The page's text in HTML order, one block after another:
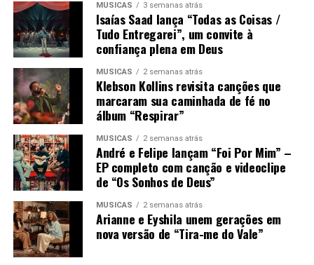
MÚSICAS 3 semanas atrás
Isaías Saad lança “Todas as Coisas /
Tudo Entregarei”, um convite à
confiança plena em Deus
MÚSICAS 2 semanas atrás
Klebson Kollins revisita canções que
marcaram sua caminhada de fé no
álbum “Respirar”
MÚSICAS 2 semanas atrás
André e Felipe lançam “Foi Por Mim” –
EP completo com canção e videoclipe
de “Os Sonhos de Deus”
MÚSICAS 2 semanas atrás
Arianne e Eyshila unem gerações em
nova versão de “Tira-me do Vale”